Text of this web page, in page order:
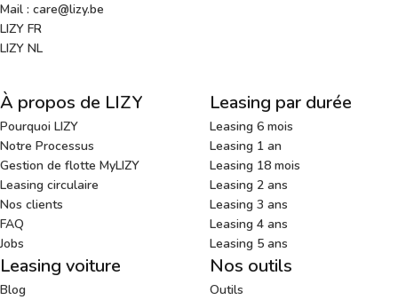
Mail : care@lizy.be
LIZY FR
LIZY NL
À propos de LIZY
Pourquoi LIZY
Notre Processus
Gestion de flotte MyLIZY
Leasing circulaire
Nos clients
FAQ
Jobs
Leasing par durée
Leasing 6 mois
Leasing 1 an
Leasing 18 mois
Leasing 2 ans
Leasing 3 ans
Leasing 4 ans
Leasing 5 ans
Leasing voiture
Blog
Nos outils
Outils